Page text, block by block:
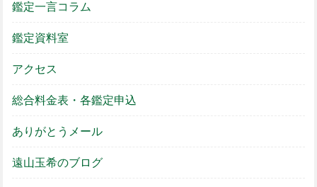
鑑定一言コラム
鑑定資料室
アクセス
総合料金表・各鑑定申込
ありがとうメール
遠山玉希のブログ